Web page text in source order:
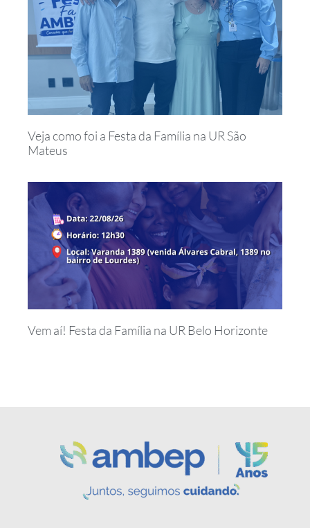
Veja como foi a Festa da Família na UR São
Mateus
Vem aí! Festa da Família na UR Belo Horizonte